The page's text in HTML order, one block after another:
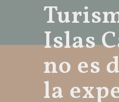
Islas
no es
la